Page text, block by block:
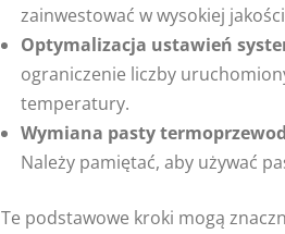
zainwestować w wysokiej
Optymalizacja ustawień
ograniczenie liczby
temperatury.
Wymiana pasty
Należy pamiętać, aby używać
Te podstawowe kroki mogą